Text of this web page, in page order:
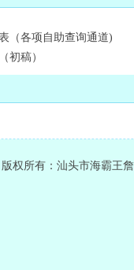
（各项自助查询通道)
初稿）
权所有：汕头市海霸王